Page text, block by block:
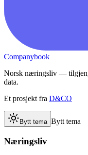
Companybook
Norsk næringsliv —
data.
Et prosjekt fra D&CO
Bytt tema Bytt tema
Næringsliv